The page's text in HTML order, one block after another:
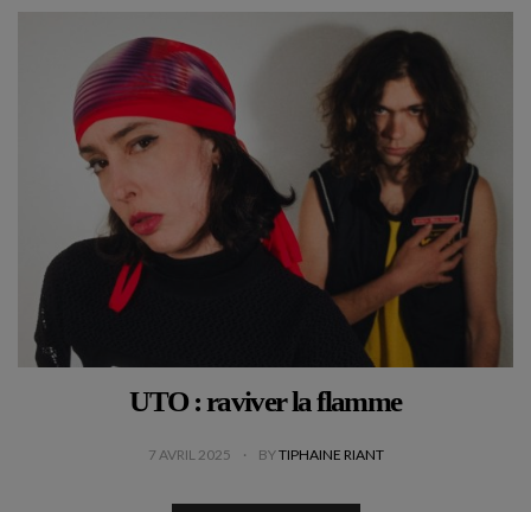
UTO : raviver la flamme
7 AVRIL 2025 BYTIPHAINE RIANT